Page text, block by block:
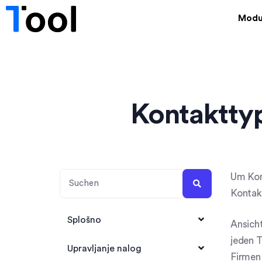
Splošno
1Tool Account anlegen
Upravljanje nalog
Um
jeden